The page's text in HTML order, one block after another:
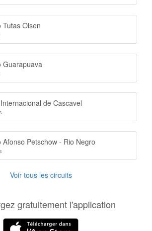
Olsen
de Cascavel
Petschow - Rio Negro
Voir tous les circuits
gratuitement l'application